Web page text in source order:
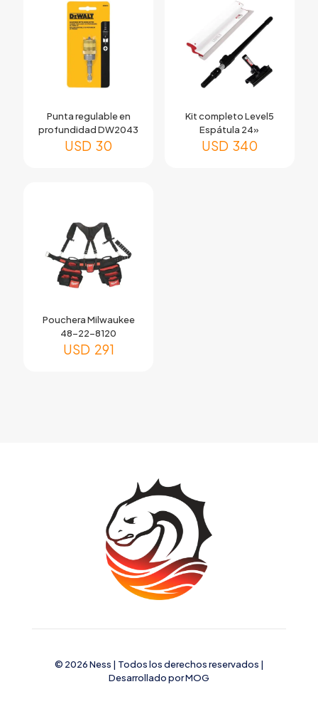
Punta regulable en
profundidad DW2043
USD 30
Kit completo Level5
Espátula 24»
USD 340
Pouchera Milwaukee
48-22-8120
USD 291
© 2026 Ness | Todos los derechos reservados |
Desarrollado porMOG